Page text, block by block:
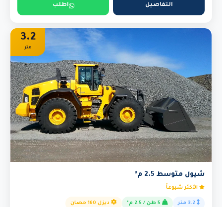
التفاصيل اطلب
3.2
متر
شيول متوسط 2.5 م³
الأكثر شيوعاً
ديزل 160 حصان